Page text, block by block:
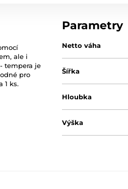
ale i
tempera je
pro
1 ks.
Parametry
Netto váha
Šířka
Hloubka
Výška